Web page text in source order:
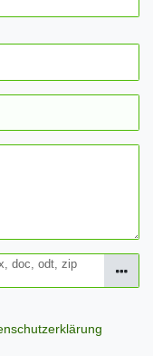
doc, odt, zip